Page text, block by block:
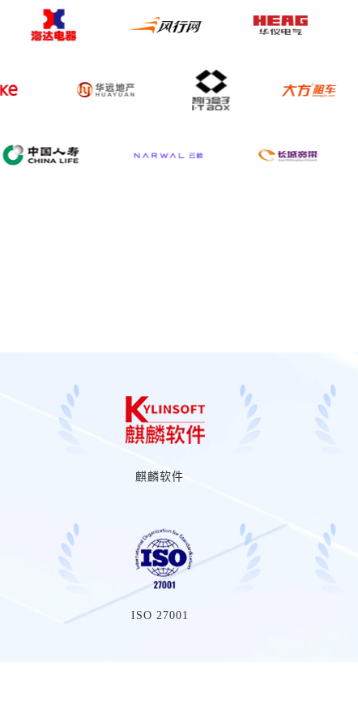
麒麟软件
ISO 27001